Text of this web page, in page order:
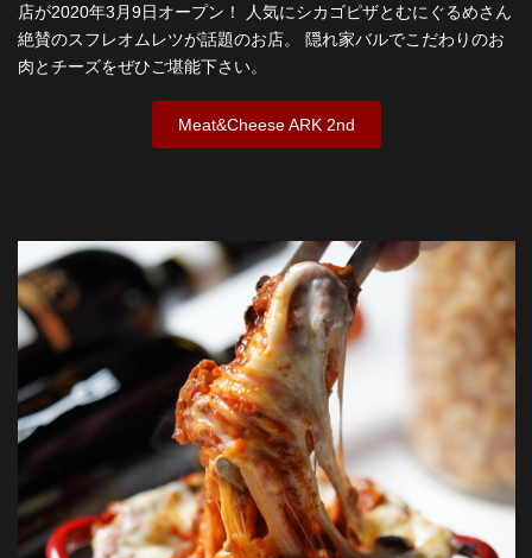
店が2020年3月9日オープン！ 人気にシカゴピザとむにぐるめさん
絶賛のスフレオムレツが話題のお店。 隠れ家バルでこだわりのお
肉とチーズをぜひご堪能下さい。
Meat&Cheese ARK 2nd